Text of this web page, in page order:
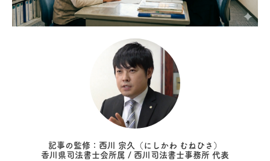
記事の監修：西川 宗久（にしかわ むねひさ）
香川県司法書士会所属 / 西川司法書士事務所 代表